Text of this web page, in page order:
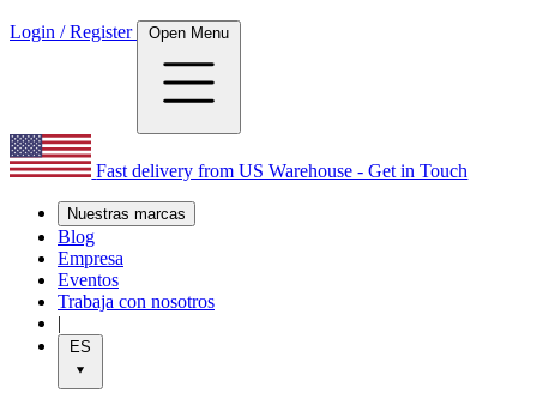
Login / Register Open Menu
Fast delivery from US Warehouse - Get in Touch
Nuestras marcas
Blog
Empresa
Eventos
Trabaja con nosotros
|
ES